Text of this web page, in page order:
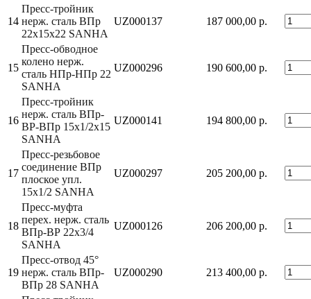
14
Пресс-тройник
нерж. сталь ВПр
22x15x22 SANHA
UZ000137 187 000,00 р.
15
Пресс-обводное
колено нерж.
сталь НПр-НПр 22
SANHA
UZ000296 190 600,00 р.
16
Пресс-тройник
нерж. сталь ВПр-
ВР-ВПр 15x1/2x15
SANHA
UZ000141 194 800,00 р.
17
Пресс-резьбовое
соединение ВПр
плоское упл.
15x1/2 SANHA
UZ000297 205 200,00 р.
18
Пресс-муфта
перех. нерж. сталь
ВПр-ВР 22x3/4
SANHA
UZ000126 206 200,00 р.
19
Пресс-отвод 45°
нерж. сталь ВПр-
ВПр 28 SANHA
UZ000290 213 400,00 р.